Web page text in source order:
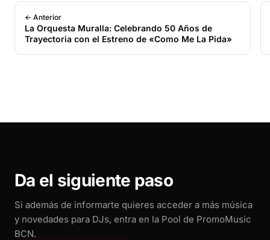
← Anterior
La Orquesta Muralla: Celebrando 50 Años de
Trayectoria con el Estreno de «Como Me La Pida»
Da el siguiente paso
Si además de informarte quieres acceder a más música
y novedades para DJs, entra en la Pool de PromoMusic
BCN.